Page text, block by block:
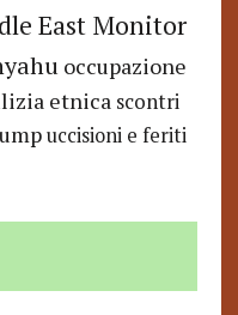
East Monitor
occupazione
etnica scontri
uccisioni e feriti